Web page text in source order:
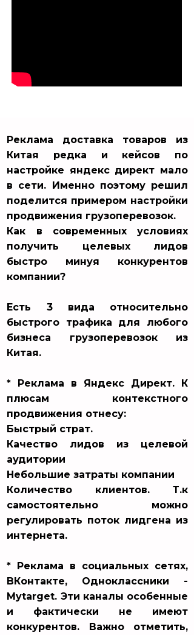
Реклама доставка товаров из
Китая редка и кейсов по
настройке яндекс директ мало
в сети. Именно поэтому решил
поделится примером настройки
продвижения грузоперевозок.
Как в современных условиях
получить целевых лидов
быстро минуя конкурентов
компании?
Есть 3 вида относительно
быстрого трафика для любого
бизнеса грузоперевозок из
Китая.
* Реклама в Яндекс Директ. К
плюсам контекстного
продвижения отнесу:
Быстрый страт.
Качество лидов из целевой
аудитории
Небольшие затраты компании
Количество клиентов. Т.к
самостоятельно можно
регулировать поток лидгена из
интернета.
* Реклама в социальных сетях,
ВКонтакте, Одноклассники -
Mytarget. Эти каналы особенные
и фактически не имеют
конкурентов. Важно отметить,